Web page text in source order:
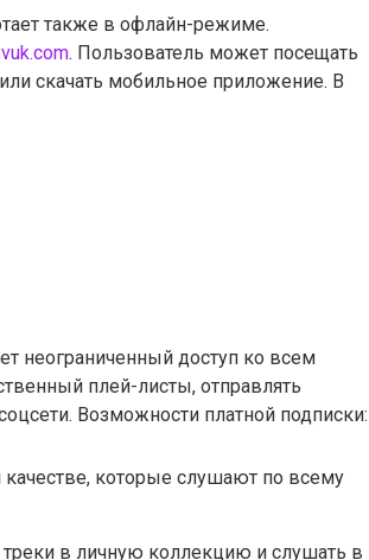
также в офлайн-режиме.
. Пользователь может посещать
скачать мобильное приложение. В
неограниченный доступ ко всем
плей-листы, отправлять
Возможности платной подписки:
которые слушают по всему
в личную коллекцию и слушать в